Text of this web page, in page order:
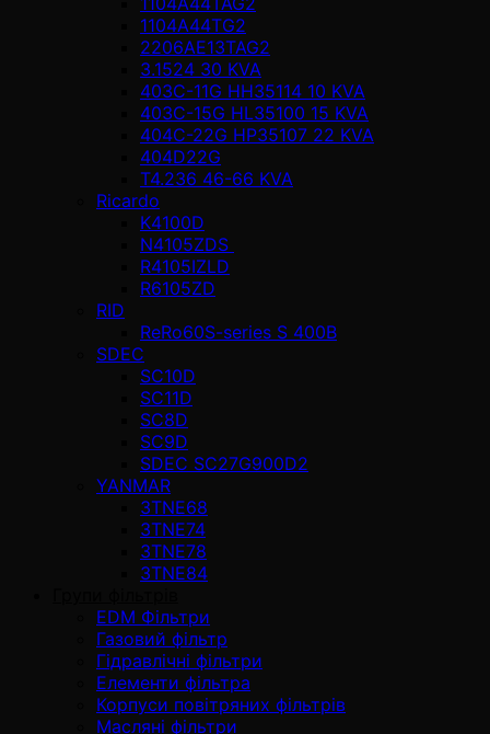
1104A44TG2
2206AE13TAG2
3.1524 30 KVA
403C-11G HH35114 10 KVA
403C-15G HL35100 15 KVA
404C-22G HP35107 22 KVA
404D22G
T4.236 46-66 KVA
Ricardo
K4100D
N4105ZDS
R4105IZLD
R6105ZD
RID
ReRo60S-series S 400В
SDEC
SC10D
SC11D
SC8D
SC9D
SDEC SC27G900D2
YANMAR
3TNE68
3TNE74
3TNE78
3TNE84
EDM Фільтри
Газовий фільтр
Гідравлічні фільтри
Елементи фільтра
Корпуси повітряних фільтрів
Масляні фільтри